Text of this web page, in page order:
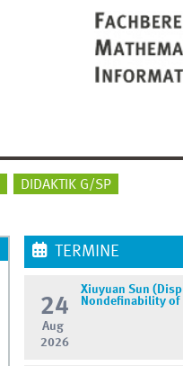
DIDAKTIK G/SP
TERMINE
24
Aug
2026
Xiuyuan Sun
Nondefinability of